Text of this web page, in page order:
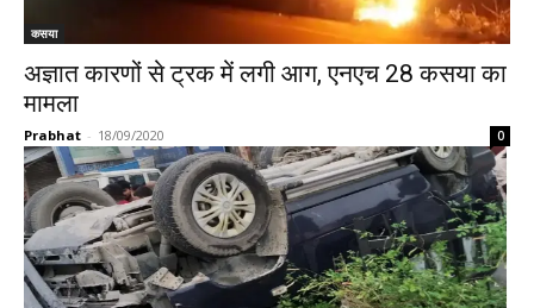
कसया
अज्ञात कारणों से ट्रक में लगी आग, एनएच 28 कसया का
मामला
Prabhat - 18/09/2020 0